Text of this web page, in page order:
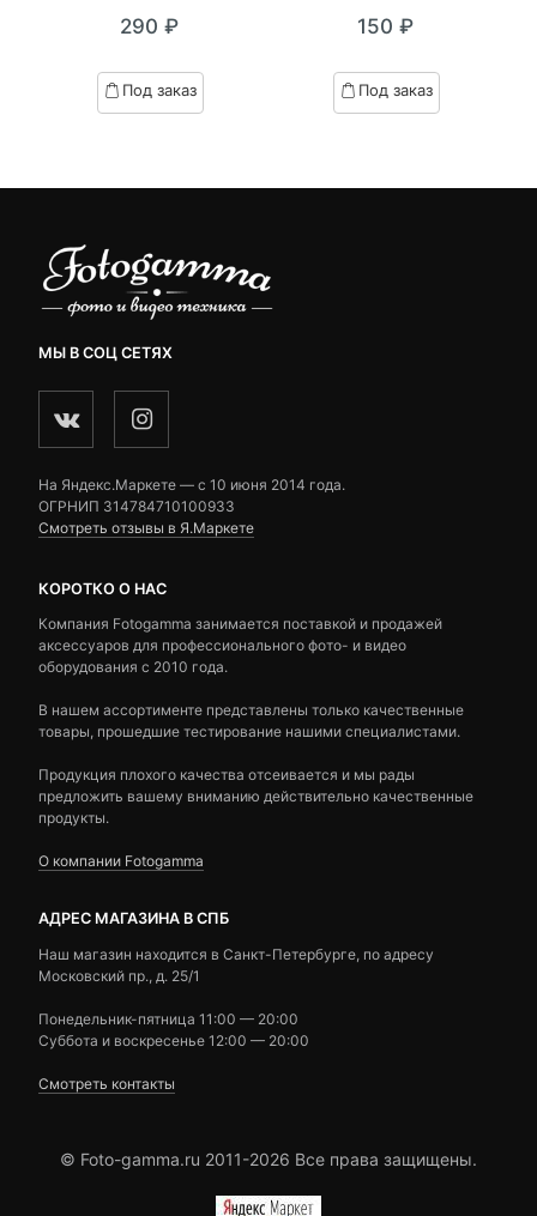
out
based
on
290 ₽
Под заказ
out
based
on
150 ₽
Под заказ
МЫ В СОЦ СЕТЯХ
На Яндекс.Маркете — c 10 июня 2014 года.
ОГРНИП 314784710100933
Смотреть отзывы в Я.Маркете
КОРОТКО О НАС
Компания Fotogamma занимается поставкой и продажей
аксессуаров для профессионального фото- и видео
оборудования с 2010 года.
В нашем ассортименте представлены только качественные
товары, прошедшие тестирование нашими специалистами.
Продукция плохого качества отсеивается и мы рады
предложить вашему вниманию действительно качественные
продукты.
О компании Fotogamma
АДРЕС МАГАЗИНА В СПБ
Наш магазин находится в Санкт-Петербурге, по адресу
Московский пр., д. 25/1
Понедельник-пятница 11:00 — 20:00
Суббота и воскресенье 12:00 — 20:00
Смотреть контакты
© Foto-gamma.ru 2011-2026 Все права защищены.